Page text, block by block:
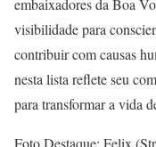
embaixadores da Boa
visibilidade para
contribuir com causas
nesta lista reflete seu
para transformar a vida
Foto Destaque: Felix